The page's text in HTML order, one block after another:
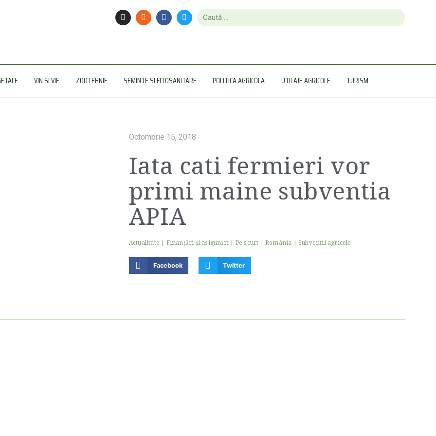
VIN SI VIE ZOOTEHNIE SEMINTE SI FITOSANITARE POLITICA AGRICOLA UTILAJE AGRICOLE TURISM
Octombrie 15, 2018
Iata cati fermieri vor
primi maine subventia
APIA
Actualitate | Finanţări şi asigurări | Pe scurt | România | Subvenții agricole
Facebook Twitter